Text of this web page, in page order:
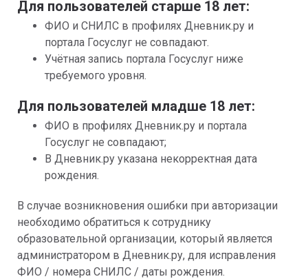
Для пользователей старше 18 лет:
ФИО и СНИЛС в профилях Дневник.ру и
портала Госуслуг не совпадают.
Учётная запись портала Госуслуг ниже
требуемого уровня.
Для пользователей младше 18 лет:
ФИО в профилях Дневник.ру и портала
Госуслуг не совпадают;
В Дневник.ру указана некорректная дата
рождения.
В случае возникновения ошибки при авторизации
необходимо обратиться к сотруднику
образовательной организации, который является
администратором в Дневник.ру, для исправления
ФИО / номера СНИЛС / даты рождения.